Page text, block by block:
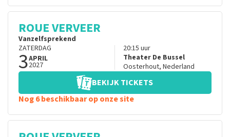
ROUE VERVEER
Vanzelfsprekend
ZATERDAG
3APRIL
2027
20:15 uur
Theater De Bussel
Oosterhout, Nederland
BEKIJK TICKETS
Nog 6 beschikbaar op onze site